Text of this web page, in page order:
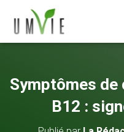
Symptômes de
B12 :